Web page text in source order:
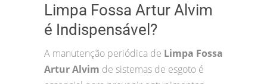
Limpa Fossa Artur Alvim
é Indispensável?
A manutenção periódica de Limpa Fossa
Artur Alvim de sistemas de esgoto é